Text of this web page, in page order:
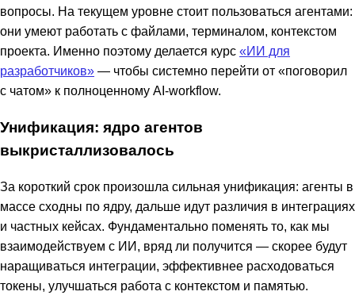
вопросы. На текущем уровне стоит пользоваться агентами:
они умеют работать с файлами, терминалом, контекстом
проекта. Именно поэтому делается курс «ИИ для
разработчиков» — чтобы системно перейти от «поговорил
с чатом» к полноценному AI-workflow.
Унификация: ядро агентов
выкристаллизовалось
За короткий срок произошла сильная унификация: агенты в
массе сходны по ядру, дальше идут различия в интеграциях
и частных кейсах. Фундаментально поменять то, как мы
взаимодействуем с ИИ, вряд ли получится — скорее будут
наращиваться интеграции, эффективнее расходоваться
токены, улучшаться работа с контекстом и памятью.